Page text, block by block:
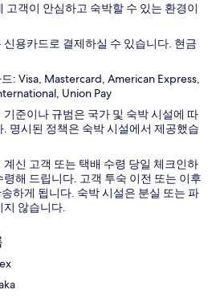
고객이 안심하고 숙박할 수 있는 환경이
신용카드로 결제하실 수 있습니다. 현금
: Visa, Mastercard, American Express,
Union Pay
기준이나 규범은 국가 및 숙박 시설에 따
. 명시된 정책은 숙박 시설에서 제공했습
계신 고객 또는 택배 수령 당일 체크인하
해 드립니다. 고객 투숙 이전 또는 이후
하게 됩니다. 숙박 시설은 분실 또는 파
지 않습니다.